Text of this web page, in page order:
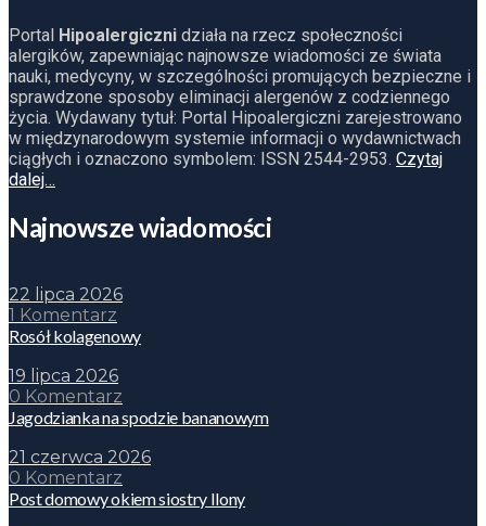
Portal Hipoalergiczni działa na rzecz społeczności
alergików, zapewniając najnowsze wiadomości ze świata
nauki, medycyny, w szczególności promujących bezpieczne i
sprawdzone sposoby eliminacji alergenów z codziennego
życia. Wydawany tytuł: Portal Hipoalergiczni zarejestrowano
w międzynarodowym systemie informacji o wydawnictwach
ciągłych i oznaczono symbolem: ISSN 2544-2953. Czytaj
dalej…
Najnowsze wiadomości
22 lipca 2026
1 Komentarz
Rosół kolagenowy
19 lipca 2026
0 Komentarz
Jagodzianka na spodzie bananowym
21 czerwca 2026
0 Komentarz
Post domowy okiem siostry Ilony